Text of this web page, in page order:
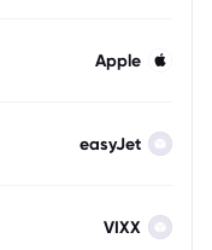
Apple
easyJet
VIXX